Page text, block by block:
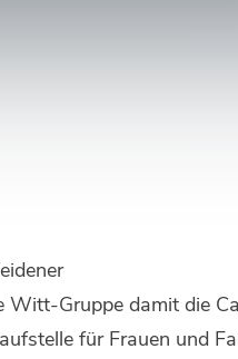
Witt-Gruppe damit die
für Frauen und